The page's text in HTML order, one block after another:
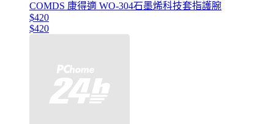
COMDS 康得適 WO-304石墨烯科技套指護腕
$420
$420